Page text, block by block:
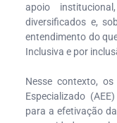
apoio
diversificados e,
entendimento do
Inclusiva e por
Nesse contexto,
Especializado
para a efetivação